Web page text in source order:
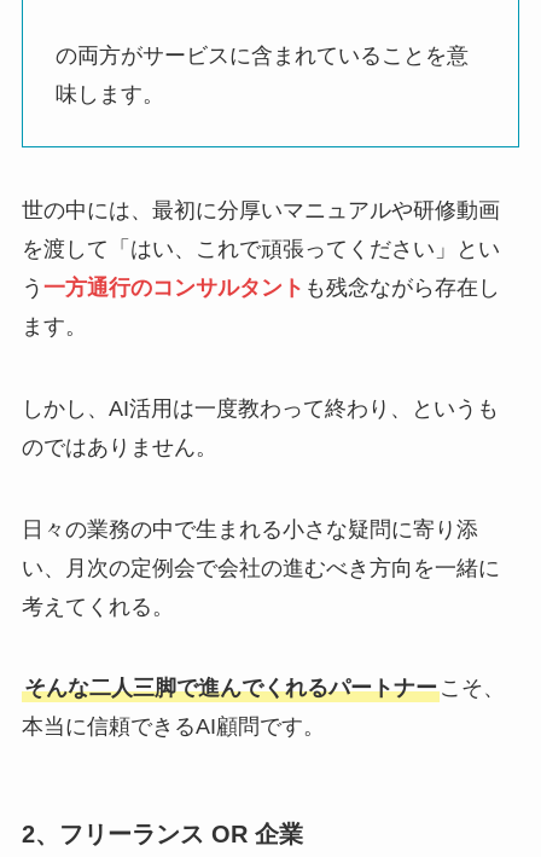
の両方がサービスに含まれていることを意
味します。
世の中には、最初に分厚いマニュアルや研修動画
を渡して「はい、これで頑張ってください」とい
う 一方通行のコンサルタント も残念ながら存在し
ます。
しかし、AI活用は一度教わって終わり、というも
のではありません。
日々の業務の中で生まれる小さな疑問に寄り添
い、月次の定例会で会社の進むべき方向を一緒に
考えてくれる。
そんな二人三脚で進んでくれるパートナーこそ、
本当に信頼できるAI顧問です。
2、フリーランス OR 企業